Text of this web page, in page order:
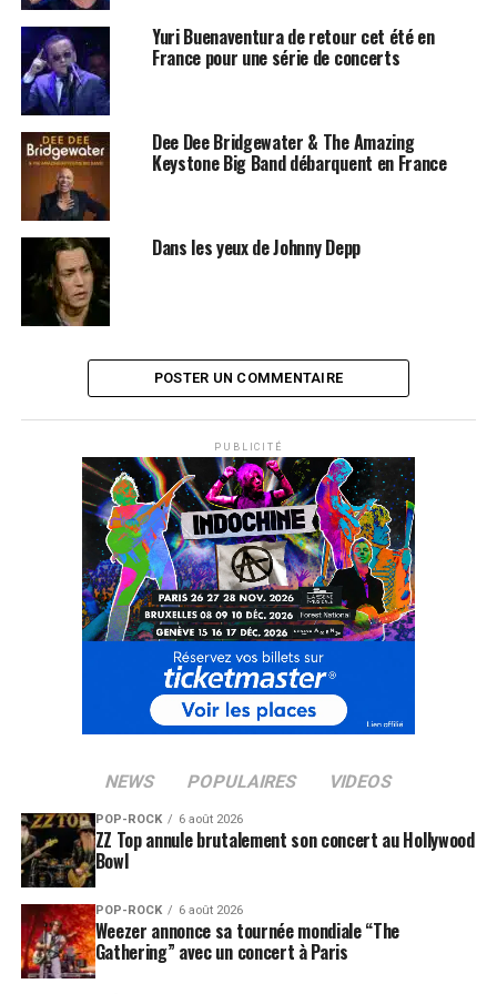
Yuri Buenaventura de retour cet été en
France pour une série de concerts
Dee Dee Bridgewater & The Amazing
Keystone Big Band débarquent en France
Dans les yeux de Johnny Depp
POSTER UN COMMENTAIRE
PUBLICITÉ
NEWS POPULAIRES VIDEOS
POP-ROCK 6 août 2026
ZZ Top annule brutalement son concert au Hollywood
Bowl
POP-ROCK 6 août 2026
Weezer annonce sa tournée mondiale “The
Gathering” avec un concert à Paris